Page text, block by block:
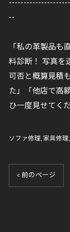
--
「私の革製品
料診断！ 写真を
可否と概算見積
た」「他店で高
ひ一度見せてく
ソファ修理 家具修理
< 前のページ